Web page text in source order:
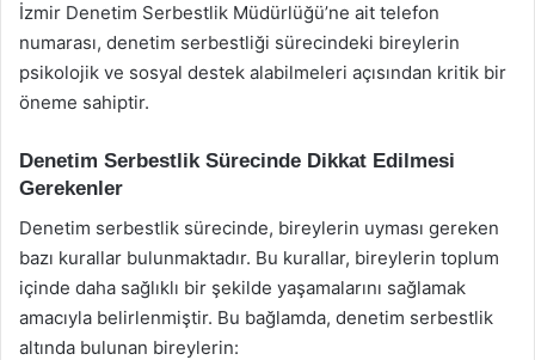
İzmir Denetim Serbestlik Müdürlüğü’ne ait telefon
numarası, denetim serbestliği sürecindeki bireylerin
psikolojik ve sosyal destek alabilmeleri açısından kritik bir
öneme sahiptir.
Denetim Serbestlik Sürecinde Dikkat Edilmesi
Gerekenler
Denetim serbestlik sürecinde, bireylerin uyması gereken
bazı kurallar bulunmaktadır. Bu kurallar, bireylerin toplum
içinde daha sağlıklı bir şekilde yaşamalarını sağlamak
amacıyla belirlenmiştir. Bu bağlamda, denetim serbestlik
altında bulunan bireylerin: